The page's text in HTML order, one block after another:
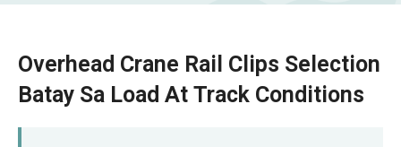
Overhead Crane Rail Clips Selection
Batay Sa Load At Track Conditions
Kiswahili
Dansk
Norsk